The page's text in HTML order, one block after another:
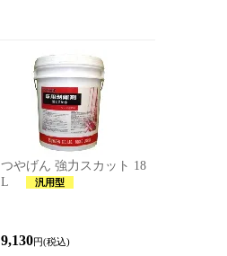
つやげん 強力スカット 18
L
汎用型
9,130円(税込)